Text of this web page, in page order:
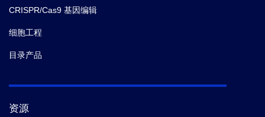
CRISPR/Cas9 基因编辑
细胞工程
目录产品
资源